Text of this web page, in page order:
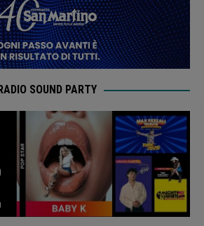
SOUND PARTY